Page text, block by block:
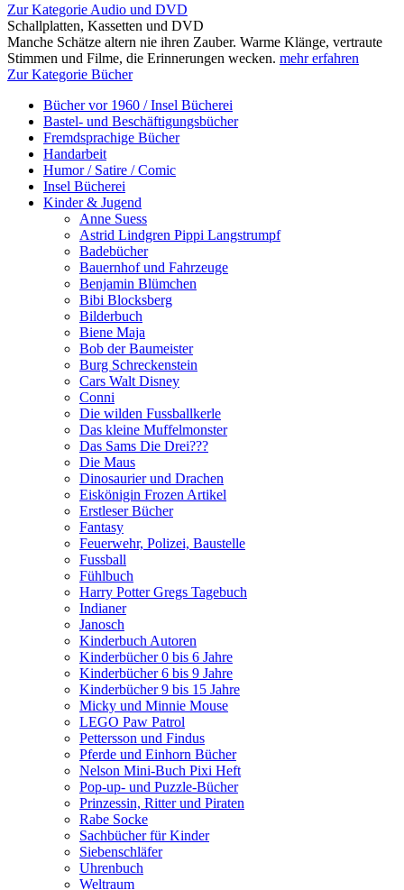
Zur Kategorie Audio und DVD
Schallplatten, Kassetten und DVD
Manche Schätze altern nie ihren Zauber. Warme Klänge, vertraute
Stimmen und Filme, die Erinnerungen wecken. mehr erfahren
Zur Kategorie Bücher
Bücher vor 1960 / Insel Bücherei
Bastel- und Beschäftigungsbücher
Fremdsprachige Bücher
Handarbeit
Humor / Satire / Comic
Insel Bücherei
Kinder & Jugend
Anne Suess
Astrid Lindgren Pippi Langstrumpf
Badebücher
Bauernhof und Fahrzeuge
Benjamin Blümchen
Bibi Blocksberg
Bilderbuch
Biene Maja
Bob der Baumeister
Burg Schreckenstein
Cars Walt Disney
Conni
Die wilden Fussballkerle
Das kleine Muffelmonster
Das Sams Die Drei???
Die Maus
Dinosaurier und Drachen
Eiskönigin Frozen Artikel
Erstleser Bücher
Fantasy
Feuerwehr, Polizei, Baustelle
Fussball
Fühlbuch
Harry Potter Gregs Tagebuch
Indianer
Janosch
Kinderbuch Autoren
Kinderbücher 0 bis 6 Jahre
Kinderbücher 6 bis 9 Jahre
Kinderbücher 9 bis 15 Jahre
Micky und Minnie Mouse
LEGO Paw Patrol
Pettersson und Findus
Pferde und Einhorn Bücher
Nelson Mini-Buch Pixi Heft
Pop-up- und Puzzle-Bücher
Prinzessin, Ritter und Piraten
Rabe Socke
Sachbücher für Kinder
Siebenschläfer
Uhrenbuch
Weltraum